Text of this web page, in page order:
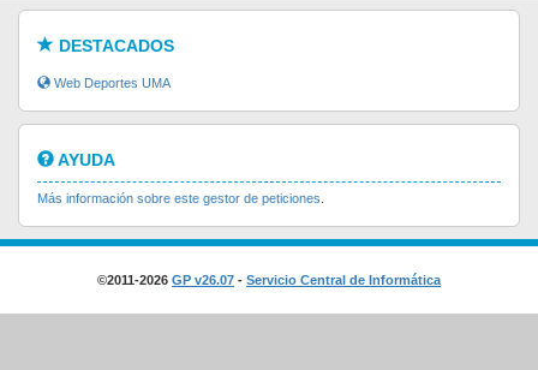
DESTACADOS
Web Deportes UMA
AYUDA
Más información sobre este gestor de peticiones
©2011-2026 GP v26.07 - Servicio Central de Informática